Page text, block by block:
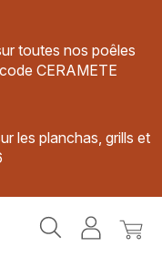
toutes nos poêles
CERAMETE
les planchas, grills et
MonMon